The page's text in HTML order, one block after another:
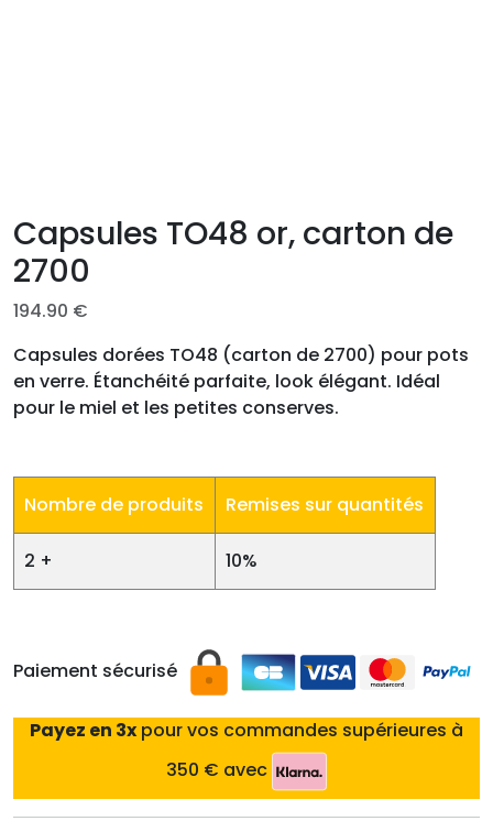
Capsules TO48 or, carton de
2700
194.90 €
Capsules dorées TO48 (carton de 2700) pour pots
en verre. Étanchéité parfaite, look élégant. Idéal
pour le miel et les petites conserves.
Nombre de produits Remises sur quantités
2 + 10%
Paiement sécurisé
Payez en 3x pour vos commandes supérieures à
350 € avec